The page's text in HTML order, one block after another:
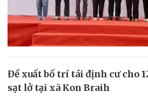
Đề xuất bố trí tái định cư cho
sạt lở tại xã Kon Braih